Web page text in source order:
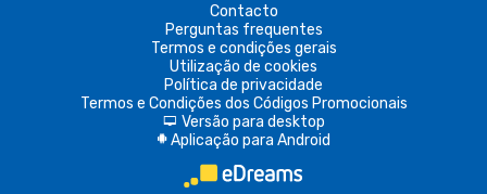
Contacto
Perguntas frequentes
Termos e condições gerais
Utilização de cookies
Política de privacidade
Termos e Condições dos Códigos Promocionais
d Versão para desktop
A Aplicação para Android